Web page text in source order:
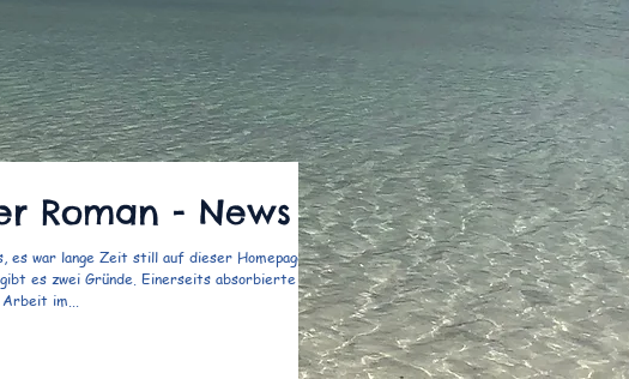
Roman - News
es war lange Zeit still auf dieser Homepage.
es zwei Gründe. Einerseits absorbierte
im...